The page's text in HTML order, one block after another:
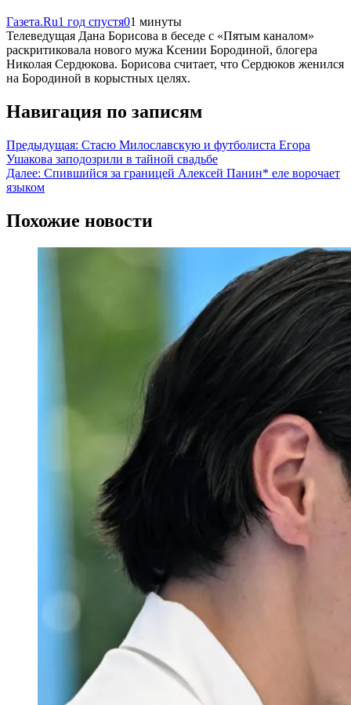
Газета.Ru1 год спустя01 минуты
Телеведущая Дана Борисова в беседе с «Пятым каналом»
раскритиковала нового мужа Ксении Бородиной, блогера
Николая Сердюкова. Борисова считает, что Сердюков женился
на Бородиной в корыстных целях.
Навигация по записям
Предыдущая: Стасю Милославскую и футболиста Егора
Ушакова заподозрили в тайной свадьбе
Далее: Спившийся за границей Алексей Панин* еле ворочает
языком
Похожие новости